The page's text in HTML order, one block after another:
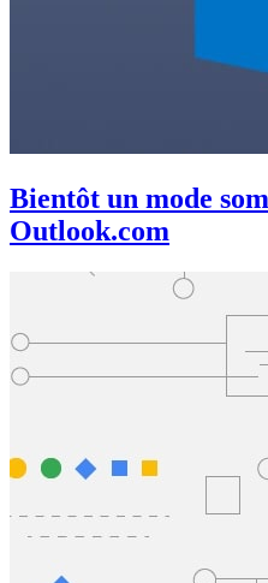
Bientôt un mode
Outlook.com